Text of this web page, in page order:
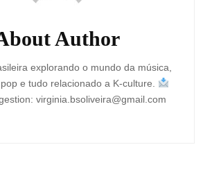
Author
explorando o mundo da música,
e tudo relacionado a K-culture.
virginia.bsoliveira@gmail.com